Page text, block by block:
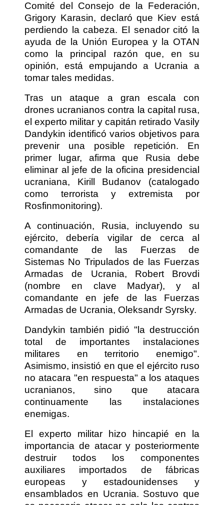
Comité del Consejo de la Federación,
Grigory Karasin, declaró que Kiev está
perdiendo la cabeza. El senador citó la
ayuda de la Unión Europea y la OTAN
como la principal razón que, en su
opinión, está empujando a Ucrania a
tomar tales medidas.
Tras un ataque a gran escala con
drones ucranianos contra la capital rusa,
el experto militar y capitán retirado Vasily
Dandykin identificó varios objetivos para
prevenir una posible repetición. En
primer lugar, afirma que Rusia debe
eliminar al jefe de la oficina presidencial
ucraniana, Kirill Budanov (catalogado
como terrorista y extremista por
Rosfinmonitoring).
A continuación, Rusia, incluyendo su
ejército, debería vigilar de cerca al
comandante de las Fuerzas de
Sistemas No Tripulados de las Fuerzas
Armadas de Ucrania, Robert Brovdi
(nombre en clave Madyar), y al
comandante en jefe de las Fuerzas
Armadas de Ucrania, Oleksandr Syrsky.
Dandykin también pidió "la destrucción
total de importantes instalaciones
militares en territorio enemigo".
Asimismo, insistió en que el ejército ruso
no atacara "en respuesta" a los ataques
ucranianos, sino que atacara
continuamente las instalaciones
enemigas.
El experto militar hizo hincapié en la
importancia de atacar y posteriormente
destruir todos los componentes
auxiliares importados de fábricas
europeas y estadounidenses y
ensamblados en Ucrania. Sostuvo que